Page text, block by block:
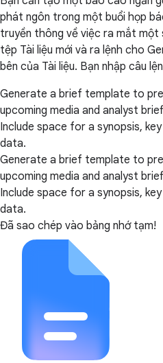
phát ngôn trong một buổi họp
truyền thông về việc ra mắt một
tệp Tài liệu mới và ra lệnh cho
bên của Tài liệu. Bạn nhập câu
Generate a brief template to
upcoming media and analyst
Include space for a synopsis,
data.
Generate a brief template to
upcoming media and analyst
Include space for a synopsis,
data.
Đã sao chép vào bảng nhớ tạm!